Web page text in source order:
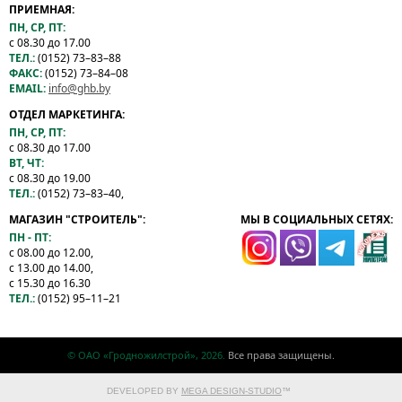
ПРИЕМНАЯ:
ПН, СР, ПТ:
с 08.30 до 17.00
ТЕЛ.:(0152) 73–83–88
ФАКС:(0152) 73–84–08
EMAIL: info@ghb.by
ОТДЕЛ МАРКЕТИНГА:
ПН, СР, ПТ:
с 08.30 до 17.00
ВТ, ЧТ:
с 08.30 до 19.00
ТЕЛ.:(0152) 73–83–40,
МАГАЗИН "СТРОИТЕЛЬ":
ПН - ПТ:
с 08.00 до 12.00,
с 13.00 до 14.00,
с 15.30 до 16.30
ТЕЛ.:(0152) 95–11–21
МЫ В СОЦИАЛЬНЫХ СЕТЯХ:
© ОАО «Гродножилстрой», 2026. Все права защищены.
DEVELOPED BY MEGA DESIGN-STUDIO™